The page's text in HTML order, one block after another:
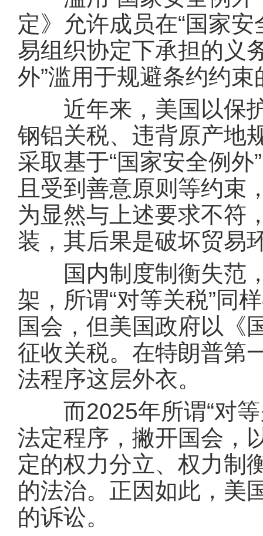
定》允许成员在“国家
易组织协定下承担的义
外”滥用于规避条约约束
近年来，美国以保护
钢铝关税、违背原产地
采取基于“国家安全例
且受到善意原则等约束
为显然与上述要求不符
装，其后果是破坏贸易
国内制度制衡失范，
架，所谓“对等关税”同
国会，但美国政府以《
征收关税。在特朗普第
法程序这层外衣。
而2025年所谓“对等
法定程序，撇开国会，
定的权力分立、权力制
的法治。正因如此，美
的诉讼。